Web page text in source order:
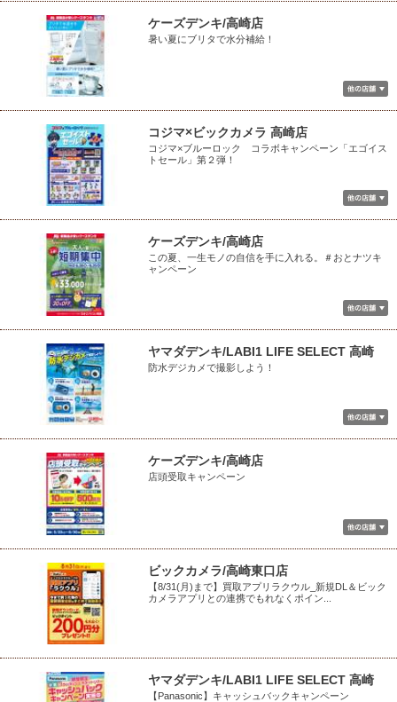
ケーズデンキ/高崎店
暑い夏にブリタで水分補給！
コジマ×ビックカメラ 高崎店
コジマ×ブルーロック コラボキャンペーン「エゴイス
トセール」第２弾！
ケーズデンキ/高崎店
この夏、一生モノの自信を手に入れる。＃おとナツキ
ャンペーン
ヤマダデンキ/LABI1 LIFE SELECT 高崎
防水デジカメで撮影しよう！
ケーズデンキ/高崎店
店頭受取キャンペーン
ビックカメラ/高崎東口店
【8/31(月)まで】買取アプリラクウル_新規DL＆ビック
カメラアプリとの連携でもれなくポイン...
ヤマダデンキ/LABI1 LIFE SELECT 高崎
【Panasonic】キャッシュバックキャンペーン